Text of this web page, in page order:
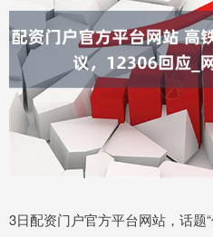
3日配资门户官方平台网站，话题